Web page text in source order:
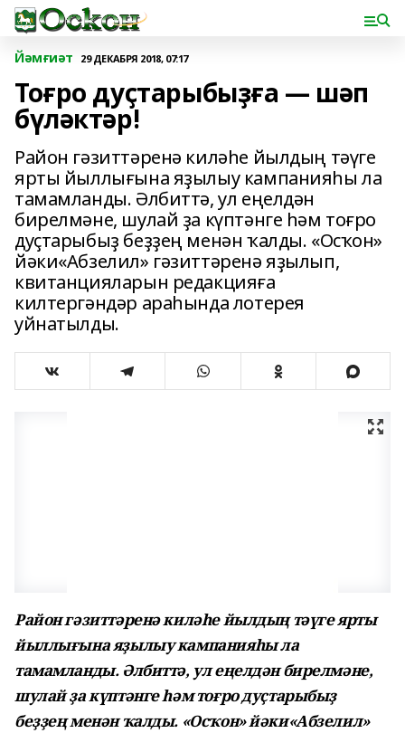
Йәмғиәт 29 ДЕКАБРЯ 2018, 07:17
Тоғро дуҫтарыбыҙға — шәп
бүләктәр!
Район гәзиттәренә киләһе йылдың тәүге
ярты йыллығына яҙылыу кампанияһы ла
тамамланды. Әлбиттә, ул еңелдән
бирелмәне, шулай ҙа күптәнге һәм тоғро
дуҫтарыбыҙ беҙҙең менән ҡалды. «Осҡон»
йәки«Абзелил» гәзиттәренә яҙылып,
квитанцияларын редакцияға
килтергәндәр араһында лотерея
уйнатылды.
Район гәзиттәренә киләһе йылдың тәүге ярты
йыллығына яҙылыу кампанияһы ла
тамамланды. Әлбиттә, ул еңелдән бирелмәне,
шулай ҙа күптәнге һәм тоғро дуҫтарыбыҙ
беҙҙең менән ҡалды. «Осҡон» йәки«Абзелил»